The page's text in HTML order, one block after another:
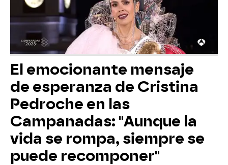
El emocionante mensaje
de esperanza de Cristina
Pedroche en las
Campanadas: "Aunque la
vida se rompa, siempre se
puede recomponer"